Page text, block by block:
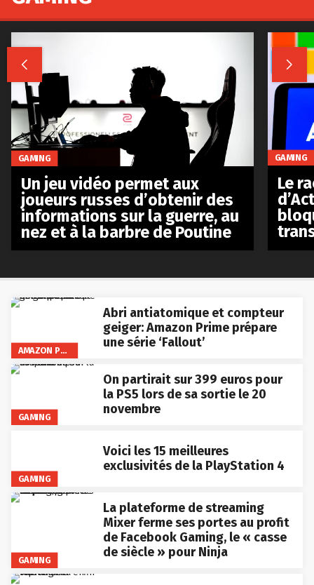
AMAZON PRIME VIDEO
Abri antiatomique et compteur
geiger: Amazon Prime prépare
une série ‘Fallout’
GAMING
On partirait sur 399 euros pour
la PS5 lors de sa sortie le 20
novembre
GAMING
Voici les 15 meilleures
exclusivités de la PlayStation 4
GAMING
La plateforme de streaming
Mixer ferme ses portes au profit
de Facebook Gaming, le « casse
de siècle » pour Ninja
 
GAMING
Un jeu vidéo permet aux
joueurs russes d’obtenir des
informations sur la guerre, au
nez et à la barbre de Poutine
GAMING
Le